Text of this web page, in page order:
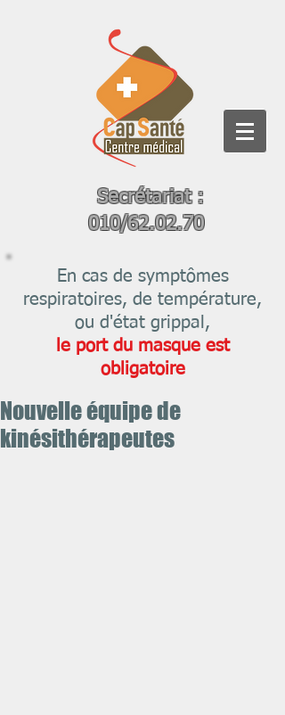
Secrétariat :
010/62.02.70
En cas de symptômes
respiratoires, de température,
ou d'état grippal,
le port du masque est
obligatoire
Nouvelle équipe de
kinésithérapeutes